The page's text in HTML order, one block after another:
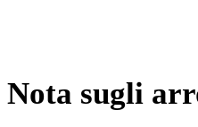
Nota sugli